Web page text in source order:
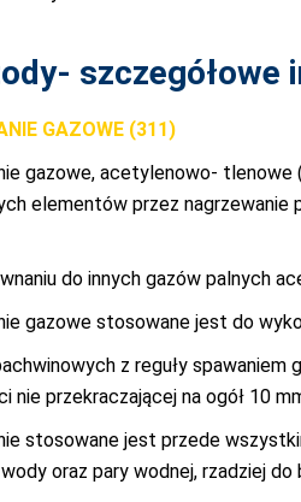
szczegółowe
GAZOWE (311)
gazowe, acetylenowo- tlenowe
elementów przez
do innych gazów palnych
gazowe stosowane jest do
z reguły
nie przekraczającej na ogół 10
stosowane jest przede
oraz pary wodnej, rzadziej